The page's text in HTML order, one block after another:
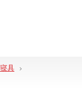
具